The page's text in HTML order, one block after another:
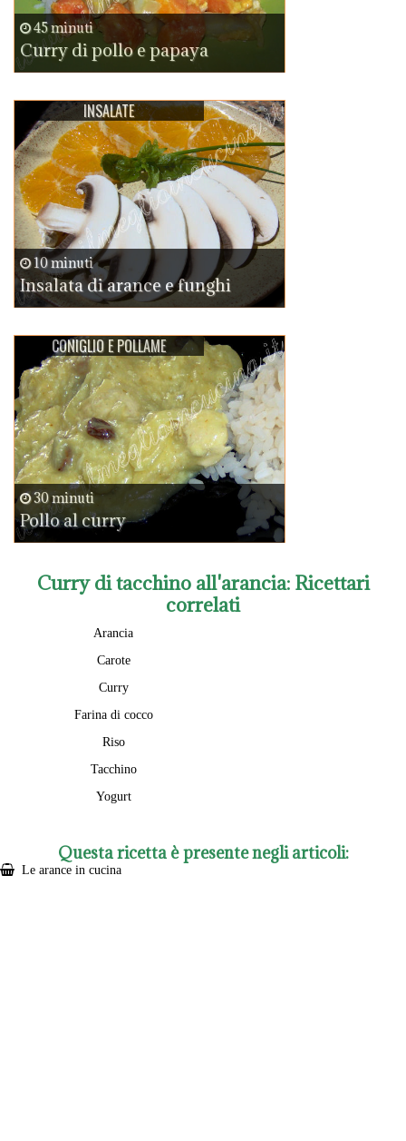
45 minuti
Curry di pollo e papaya
INSALATE
10 minuti
Insalata di arance e funghi
CONIGLIO E POLLAME
30 minuti
Pollo al curry
Curry di tacchino all'arancia: Ricettari
correlati
Arancia
Carote
Curry
Farina di cocco
Riso
Tacchino
Yogurt
Questa ricetta è presente negli articoli:
Le arance in cucina